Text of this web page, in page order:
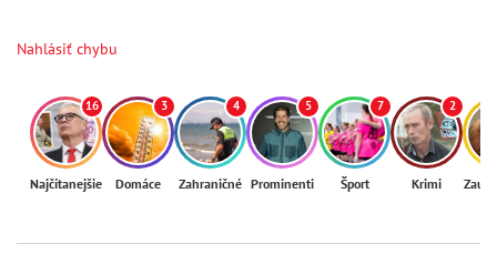
Nahlásiť chybu
16
Najčítanejšie
3
Domáce
4
Zahraničné
5
Prominenti
7
Šport
2
Krimi